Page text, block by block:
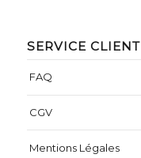
SERVICE CLIENT
FAQ
CGV
Mentions Légales